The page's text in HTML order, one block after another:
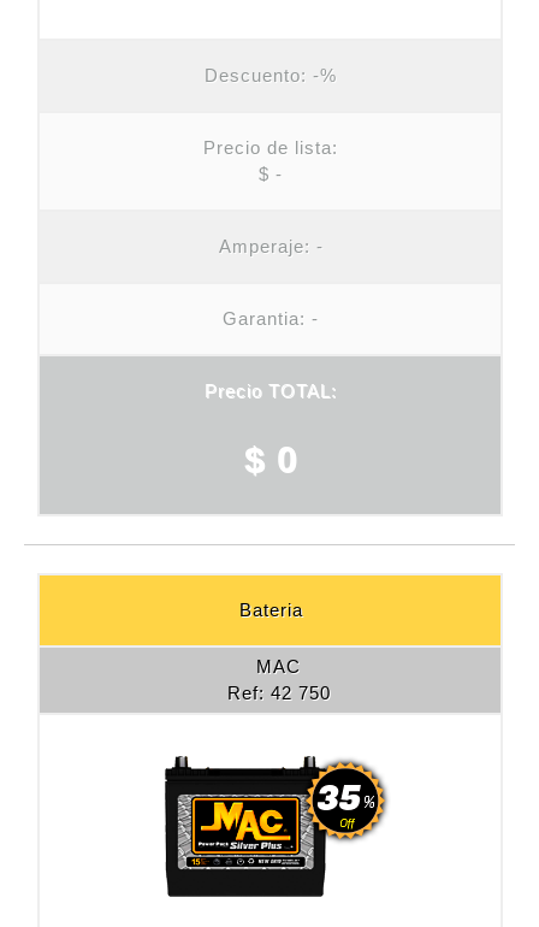
Descuento: -%
Precio de lista:
$ -
Amperaje: -
Garantia: -
Precio TOTAL:
$ 0
Bateria
MAC
Ref: 42 750